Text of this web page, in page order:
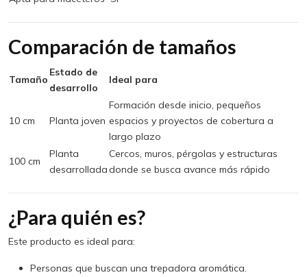
Comparación de tamaños
Tamaño
Estado de
desarrollo
Ideal para
10 cm Planta joven
Formación desde inicio, pequeños
espacios y proyectos de cobertura a
largo plazo
100 cm
Planta
desarrollada
Cercos, muros, pérgolas y estructuras
donde se busca avance más rápido
¿Para quién es?
Este producto es ideal para:
Personas que buscan una trepadora aromática.